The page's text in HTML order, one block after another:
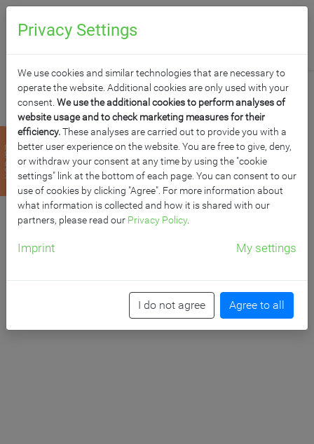
zurück "SOOOROUND"
TAFELRUNDE I
BESTEHEND AUS 4
TISCHEN
Privacy Settings
We use cookies and similar technologies that are necessary to
operate the website. Additional cookies are only used with your
consent. We use the additional cookies to perform analyses of
website usage and to check marketing measures for their
efficiency.These analyses are carried out to provide you with a
better user experience on the website. You are free to give, deny,
or withdraw your consent at any time by using the "cookie
settings" link at the bottom of each page. You can consent to our
use of cookies by clicking "Agree". For more information about
what information is collected and how it is shared with our
partners, please read our Privacy Policy.
Imprint My settings
I do not agree Agree to all